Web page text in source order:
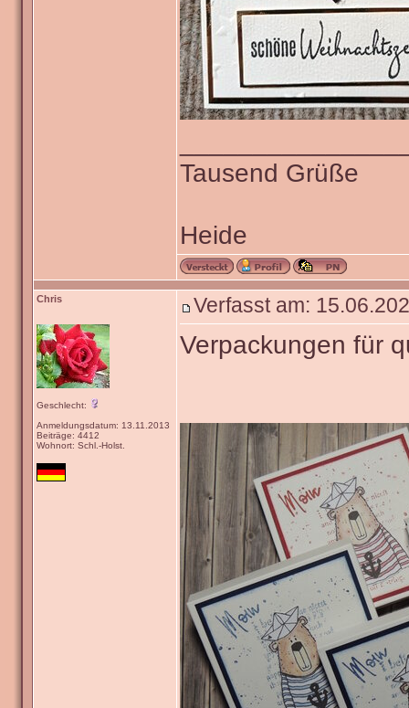
Tausend Grüße
Heide
Chris
Geschlecht:
Anmeldungsdatum: 13.11.2013
Beiträge: 4412
Wohnort: Schl.-Holst.
Verfasst am:
Verpackungen für